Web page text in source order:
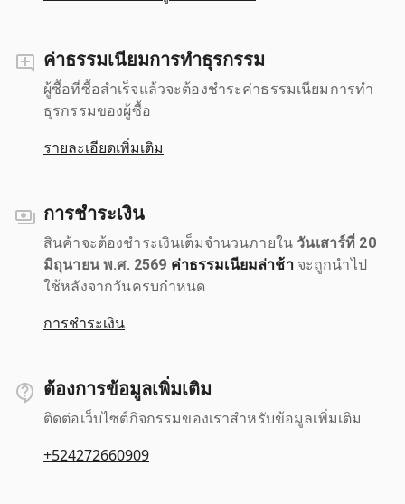
ค่าธรรมเนียมการทำธุรกรรม
ผู้ซื้อที่ซื้อสำเร็จแล้วจะต้องชำระค่าธรรมเนียมการทำ
ธุรกรรมของผู้ซื้อ
รายละเอียดเพิ่มเติม
การชำระเงิน
สินค้าจะต้องชำระเงินเต็มจำนวนภายใน วันเสาร์ที่ 20
มิถุนายน พ.ศ. 2569 ค่าธรรมเนียมล่าช้าจะถูกนำไป
ใช้หลังจากวันครบกำหนด
การชำระเงิน
ต้องการข้อมูลเพิ่มเติม
ติดต่อเว็บไซต์กิจกรรมของเราสำหรับข้อมูลเพิ่มเติม
+524272660909